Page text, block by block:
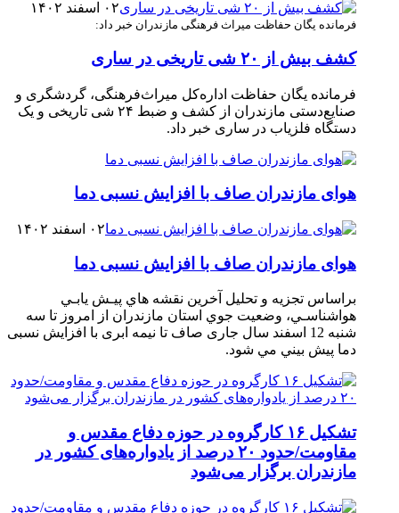
۰۲ اسفند ۱۴۰۲
فرمانده یگان حفاظت میراث فرهنگی مازندران خبر داد:
کشف بیش از ۲۰ شی تاریخی در ساری
فرمانده یگان حفاظت اداره‌کل میراث‌فرهنگی، گردشگری و
صنایع‌دستی مازندران از کشف و ضبط ۲۴ شی تاریخی و یک
دستگاه فلزیاب در ساری خبر داد.
هوای مازندران صاف با افزایش نسبی دما
۰۲ اسفند ۱۴۰۲
هوای مازندران صاف با افزایش نسبی دما
براساس تجزیه و تحلیل آخرین نقشه هاي پيـش يابـي
هواشناسـي، وضعيت جوي استان مازندران از امروز تا سه‏
شنبه 12 اسفند سال جاری صاف تا نیمه ابری با افزایش نسبی
دما پيش ‏بيني مي‏ شود.
تشکیل ۱۶ کارگروه در حوزه دفاع مقدس و
مقاومت/حدود ۲۰ درصد از یادواره‌های کشور در
مازندران برگزار می‌شود